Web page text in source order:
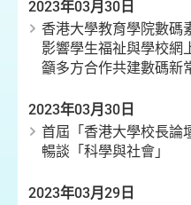
2023年03月30日
香港大學教育學院數碼
影響學生福祉與學校網
籲多方合作共建數碼新
2023年03月30日
首屆「香港大學校長論
暢談「科學與社會」
2023年03月29日